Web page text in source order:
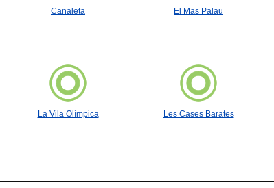
Canaleta El Mas Palau
La Vila Olímpica Les Cases Barates